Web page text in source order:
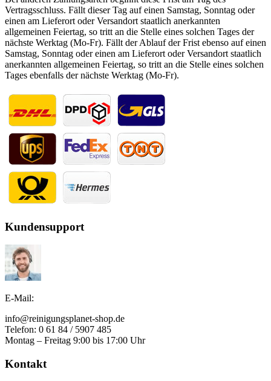
Vertragsschluss. Fällt dieser Tag auf einen Samstag, Sonntag oder
einen am Lieferort oder Versandort staatlich anerkannten
allgemeinen Feiertag, so tritt an die Stelle eines solchen Tages der
nächste Werktag (Mo-Fr). Fällt der Ablauf der Frist ebenso auf einen
Samstag, Sonntag oder einen am Lieferort oder Versandort staatlich
anerkannten allgemeinen Feiertag, so tritt an die Stelle eines solchen
Tages ebenfalls der nächste Werktag (Mo-Fr).
Kundensupport
E-Mail:
info@reinigungsplanet-shop.de
Telefon: 0 61 84 / 5907 485
Montag – Freitag 9:00 bis 17:00 Uhr
Kontakt